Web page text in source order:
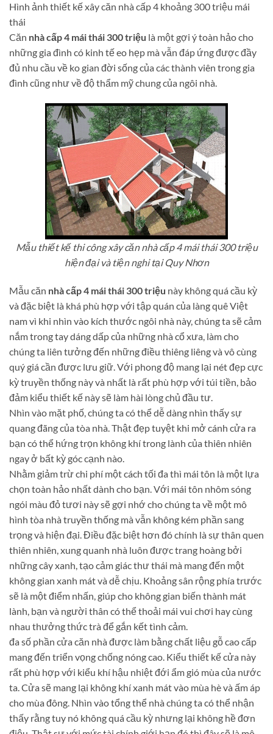
Hình ảnh thiết kế xây căn nhà cấp 4 khoảng 300 triệu mái
thái
Căn nhà cấp 4 mái thái 300 triệu là một gợi ý toàn hảo cho
những gia đình có kinh tế eo hẹp mà vẫn đáp ứng được đầy
đủ nhu cầu về ko gian đời sống của các thành viên trong gia
đình cũng như về độ thẩm mỹ chung của ngôi nhà.
Mẫu thiết kế thi công xây căn nhà cấp 4 mái thái 300 triệu
hiện đại và tiện nghi tại Quy Nhơn
Mẫu căn nhà cấp 4 mái thái 300 triệu này không quá cầu kỳ
và đặc biệt là khá phù hợp với tập quán của làng quê Việt
nam vì khi nhìn vào kích thước ngôi nhà này, chúng ta sẽ cảm
nắm trong tay dáng dấp của những nhà cổ xưa, làm cho
chúng ta liên tưởng đến những điều thiêng liêng và vô cùng
quý giá cần được lưu giữ. Với phong độ mang lại nét đẹp cực
kỳ truyền thống này và nhất là rất phù hợp với túi tiền, bảo
đảm kiểu thiết kế này sẽ làm hài lòng chủ đầu tư.
Nhìn vào mặt phố, chúng ta có thể dễ dàng nhìn thấy sự
quang đãng của tòa nhà. Thật đẹp tuyệt khi mở cánh cửa ra
bạn có thể hứng trọn không khí trong lành của thiên nhiên
ngay ở bất kỳ góc cạnh nào.
Nhằm giảm trừ chi phí một cách tối đa thì mái tôn là một lựa
chọn toàn hảo nhất dành cho bạn. Với mái tôn nhôm sóng
ngói màu đỏ tươi này sẽ gợi nhớ cho chúng ta về một mô
hình tòa nhà truyền thống mà vẫn không kém phần sang
trọng và hiện đại. Điều đặc biệt hơn đó chính là sự thân quen
thiên nhiên, xung quanh nhà luôn được trang hoàng bởi
những cây xanh, tạo cảm giác thư thái mà mang đến một
không gian xanh mát và dễ chịu. Khoảng sân rộng phía trước
sẽ là một điểm nhấn, giúp cho không gian biến thành mát
lành, bạn và người thân có thể thoải mái vui chơi hay cùng
nhau thưởng thức trà để gắn kết tình cảm.
đa số phần cửa căn nhà được làm bằng chất liệu gỗ cao cấp
mang đến triển vọng chống nóng cao. Kiểu thiết kế cửa này
rất phù hợp với kiểu khí hậu nhiệt đới ẩm gió mùa của nước
ta. Cửa sẽ mang lại không khí xanh mát vào mùa hè và ấm áp
cho mùa đông. Nhìn vào tổng thể nhà chúng ta có thể nhận
thấy rằng tuy nó không quá cầu kỳ nhưng lại không hề đơn